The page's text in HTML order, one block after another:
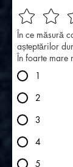
În ce măsură
așteptărilor
În foarte mare
1
2
3
4
5